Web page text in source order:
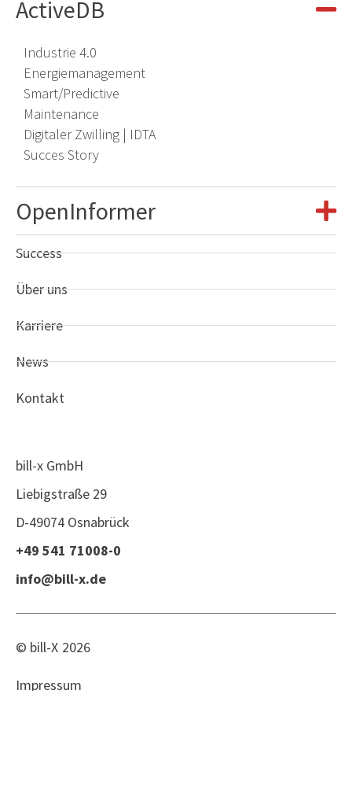
ActiveDB
Industrie 4.0
Energiemanagement
Smart/Predictive
Maintenance
Digitaler Zwilling | IDTA​
Succes Story
OpenInformer
Success
Über uns
Karriere
News
Kontakt
bill-x GmbH
Liebigstraße 29
D-49074 Osnabrück
+49 541 71008-0
info@bill-x.de
© bill-X 2026
Impressum